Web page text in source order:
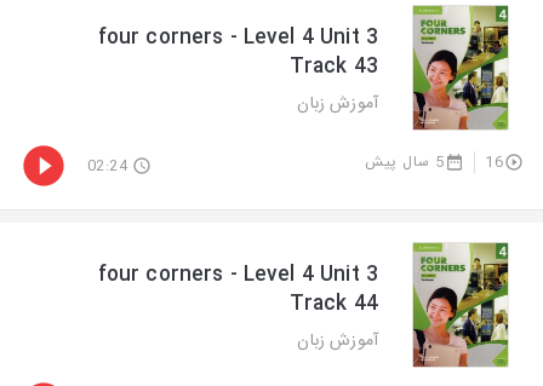
four corners - Level 4 Unit 3
Track 43
آموزش زبان
16 5 سال پیش 02:24
four corners - Level 4 Unit 3
Track 44
آموزش زبان